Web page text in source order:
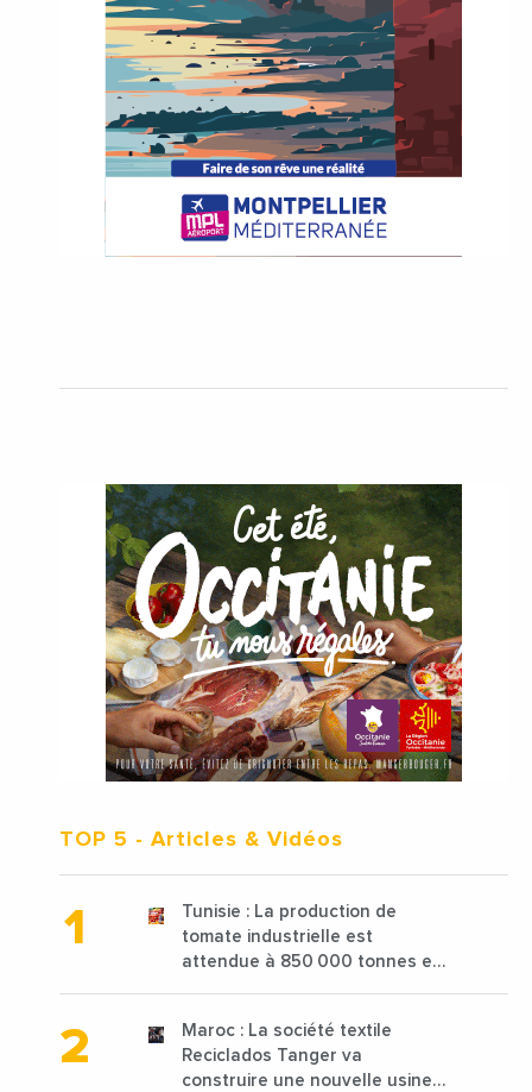
TOP 5 - Articles & Vidéos
Tunisie : La production de
tomate industrielle est
attendue à 850 000 tonnes en
Maroc : La société textile
Reciclados Tanger va
construire une nouvelle usine